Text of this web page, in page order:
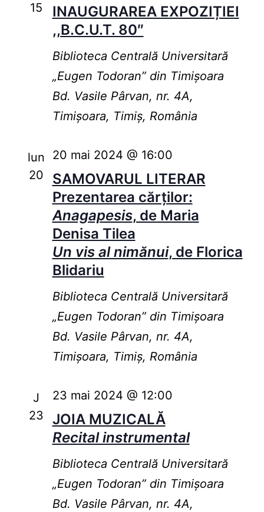
15
INAUGURAREA EXPOZIȚIEI
,,B.C.U.T. 80″
Biblioteca Centrală Universitară
„Eugen Todoran” din Timişoara
Bd. Vasile Pârvan, nr. 4A,
Timișoara, Timiș, România
lun
20
SAMOVARUL LITERAR
Prezentarea cărților:
Anagapesis, de Maria
Denisa Tilea
Un vis al nimănui, de Florica
Blidariu
20 mai 2024 @ 16:00
Biblioteca Centrală Universitară
„Eugen Todoran” din Timişoara
Bd. Vasile Pârvan, nr. 4A,
Timișoara, Timiș, România
J
23
JOIA MUZICALĂ
Recital instrumental
23 mai 2024 @ 12:00
Biblioteca Centrală Universitară
„Eugen Todoran” din Timişoara
Bd. Vasile Pârvan, nr. 4A,